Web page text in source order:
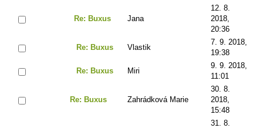
Re: Buxus Jana
12. 8.
2018,
20:36
Re: Buxus Vlastik
7. 9. 2018,
19:38
Re: Buxus Miri
9. 9. 2018,
11:01
Re: Buxus Zahrádková Marie
30. 8.
2018,
15:48
31. 8.